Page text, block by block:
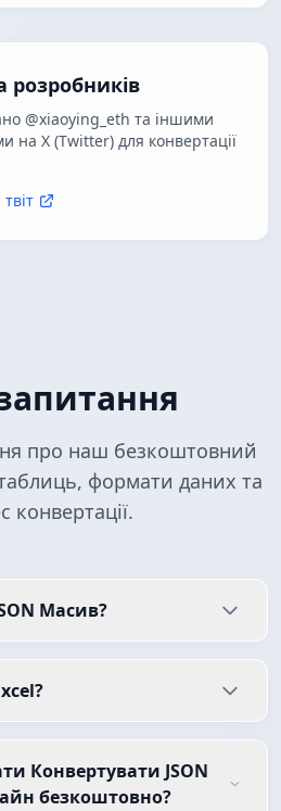
розробників
@xiaoying_eth та іншими
на X (Twitter) для конвертації
про наш безкоштовний
формати даних та
конвертації.
Масив?
Конвертувати JSON
безкоштовно?